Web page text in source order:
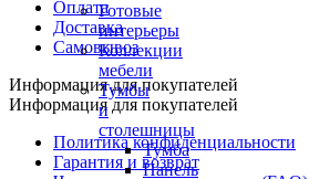
Готовые
интерьеры
Коллекции
мебели
Тумбы
и
столешницы
Тумба
Панель
Оплата
Доставка
Самовывоз
Информация для покупателей
Информация для покупателей
Политика конфиденциальности
Гарантия и возврат